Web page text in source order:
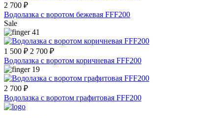
2 700 ₽
Водолазка с воротом бежевая FFF200
Sale
41
1 500 ₽ 2 700 ₽
Водолазка с воротом коричневая FFF200
19
2 700 ₽
Водолазка с воротом графитовая FFF200